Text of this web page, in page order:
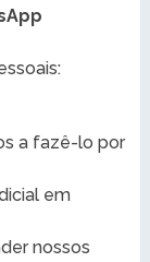
a fazê-lo por
em
nossos